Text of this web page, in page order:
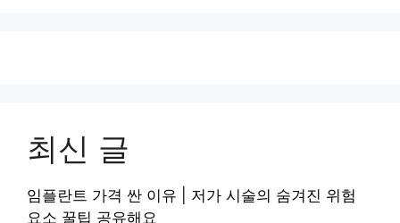
최신 글
임플란트 가격 싼 이유 | 저가 시술의 숨겨진 위험
요소 꿀팁 공유해요